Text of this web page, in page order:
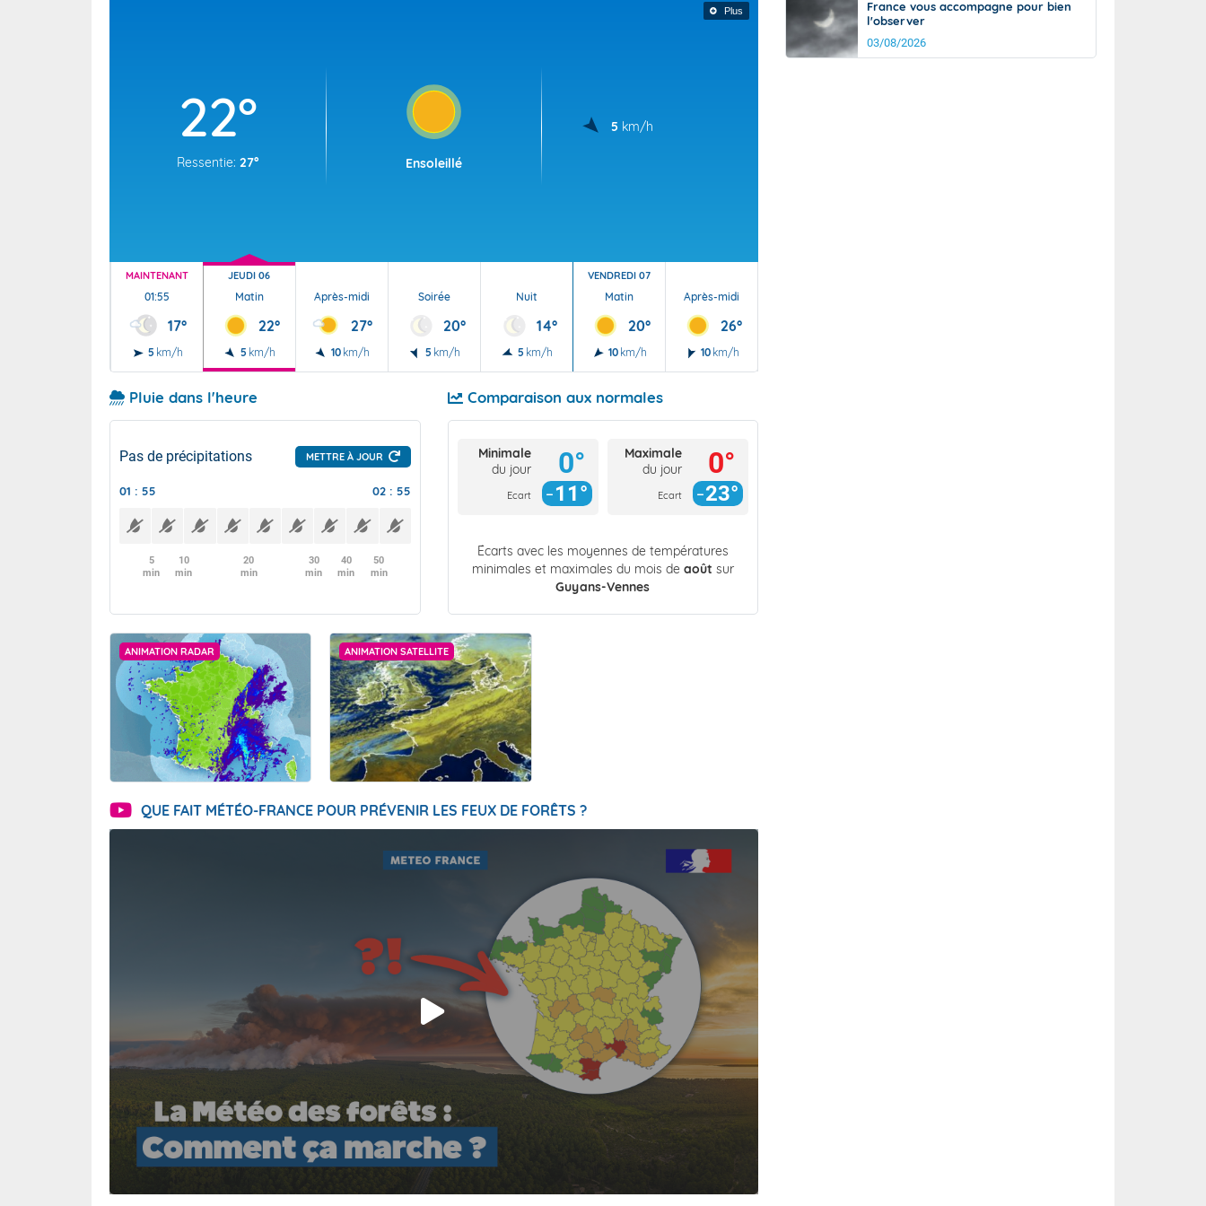
Plus
22°
Ressentie: 27° Ensoleillé
5 km/h
MAINTENANT
01:55
17°
5 km/h
JEUDI 06
Matin
22°
5 km/h
Après-midi
27°
10 km/h
Soirée
20°
5 km/h
Nuit
14°
5 km/h
VENDREDI 07
Matin
20°
10 km/h
Après-midi
26°
10 km/h
Pluie dans l'heure
Pas de précipitations METTRE À JOUR
01 : 55 02 : 55
5
min
10
min
20
min
30
min
40
min
50
min
Comparaison aux normales
Minimale
du jour
Ecart
0°
11°
Maximale
du jour
Ecart
0°
23°
Écarts avec les moyennes de températures
minimales et maximales du mois de août sur
Guyans-Vennes
ANIMATION RADAR ANIMATION SATELLITE
QUE FAIT MÉTÉO-FRANCE POUR PRÉVENIR LES FEUX DE FORÊTS ?
France vous accompagne pour bien
l'observer
03/08/2026